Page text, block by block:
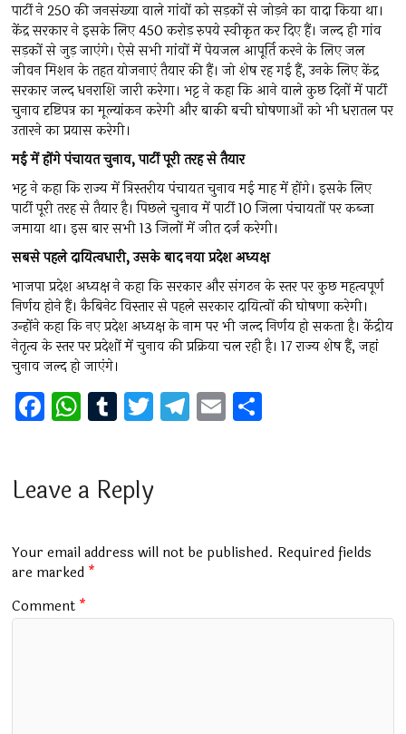
पार्टी ने 250 की जनसंख्या वाले गांवों को सड़कों से जोड़ने का वादा किया था।
केंद्र सरकार ने इसके लिए 450 करोड़ रुपये स्वीकृत कर दिए हैं। जल्द ही गांव
सड़कों से जुड़ जाएंगे। ऐसे सभी गांवों में पेयजल आपूर्ति करने के लिए जल
जीवन मिशन के तहत योजनाएं तैयार की हैं। जो शेष रह गई हैं, उनके लिए केंद्र
सरकार जल्द धनराशि जारी करेगा। भट्ट ने कहा कि आने वाले कुछ दिनों में पार्टी
चुनाव दृष्टिपत्र का मूल्यांकन करेगी और बाकी बची घोषणाओं को भी धरातल पर
उतारने का प्रयास करेगी।
मई में होंगे पंचायत चुनाव, पार्टी पूरी तरह से तैयार
भट्ट ने कहा कि राज्य में त्रिस्तरीय पंचायत चुनाव मई माह में होंगे। इसके लिए
पार्टी पूरी तरह से तैयार है। पिछले चुनाव में पार्टी 10 जिला पंचायतों पर कब्जा
जमाया था। इस बार सभी 13 जिलों में जीत दर्ज करेगी।
सबसे पहले दायित्वधारी, उसके बाद नया प्रदेश अध्यक्ष
भाजपा प्रदेश अध्यक्ष ने कहा कि सरकार और संगठन के स्तर पर कुछ महत्वपूर्ण
निर्णय होने हैं। कैबिनेट विस्तार से पहले सरकार दायित्वों की घोषणा करेगी।
उन्होंने कहा कि नए प्रदेश अध्यक्ष के नाम पर भी जल्द निर्णय हो सकता है। केंद्रीय
नेतृत्व के स्तर पर प्रदेशों में चुनाव की प्रक्रिया चल रही है। 17 राज्य शेष हैं, जहां
चुनाव जल्द हो जाएंगे।
F
a
b
o
k
W
h
s
p
p
T
u
bl
T
wi
er
T
el
m
E
m
Leave a Reply
Your email address will not be published. Required fields
are marked *
Comment *